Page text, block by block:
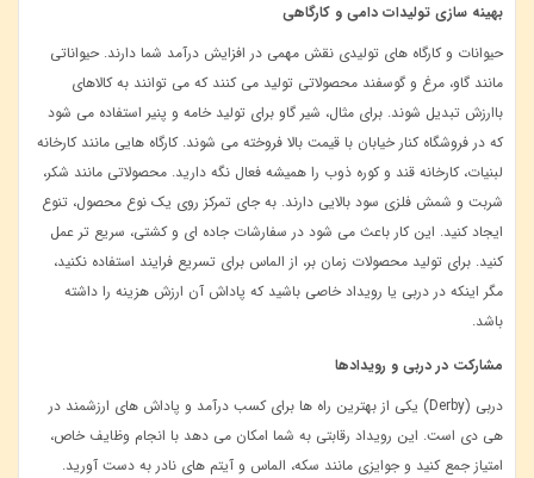
بهینه‌ سازی تولیدات دامی و کارگاهی
حیوانات و کارگاه‌ های تولیدی نقش مهمی در افزایش درآمد شما دارند. حیواناتی
مانند گاو، مرغ و گوسفند محصولاتی تولید می ‌کنند که می ‌توانند به کالاهای
باارزش تبدیل شوند. برای مثال، شیر گاو برای تولید خامه و پنیر استفاده می ‌شود
که در فروشگاه کنار خیابان با قیمت بالا فروخته می ‌شوند. کارگاه ‌هایی مانند کارخانه
لبنیات، کارخانه قند و کوره ذوب را همیشه فعال نگه دارید. محصولاتی مانند شکر،
شربت و شمش فلزی سود بالایی دارند. به جای تمرکز روی یک نوع محصول، تنوع
ایجاد کنید. این کار باعث می ‌شود در سفارشات جاده ‌ای و کشتی، سریع ‌تر عمل
کنید. برای تولید محصولات زمان ‌بر، از الماس برای تسریع فرایند استفاده نکنید،
مگر اینکه در دربی یا رویداد خاصی باشید که پاداش آن ارزش هزینه را داشته
باشد.
مشارکت در دربی و رویدادها
دربی (Derby) یکی از بهترین راه‌ ها برای کسب درآمد و پاداش ‌های ارزشمند در
هی دی است. این رویداد رقابتی به شما امکان می ‌دهد با انجام وظایف خاص،
امتیاز جمع کنید و جوایزی مانند سکه، الماس و آیتم ‌های نادر به دست آورید.